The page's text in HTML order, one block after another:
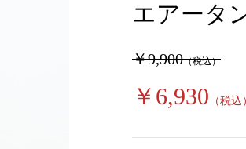
エアータ
￥9,900（税込）
￥6,930 （税込